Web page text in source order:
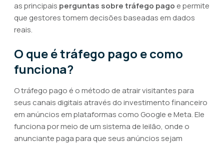
as principais perguntas sobre tráfego pago e permite
que gestores tomem decisões baseadas em dados
reais.
O que é tráfego pago e como
funciona?
O tráfego pago é o método de atrair visitantes para
seus canais digitais através do investimento financeiro
em anúncios em plataformas como Google e Meta. Ele
funciona por meio de um sistema de leilão, onde o
anunciante paga para que seus anúncios sejam